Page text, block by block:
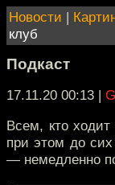
Новости |
клуб
Подкаст
17.11.20 00:13 |
Всем, кто
при этом до
— немедленно